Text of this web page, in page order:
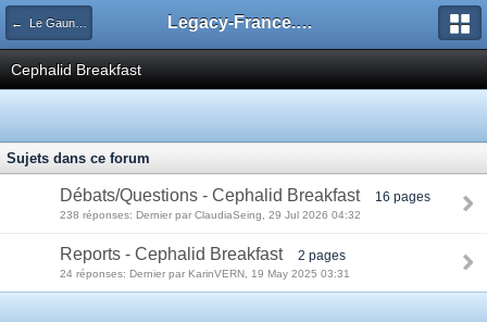
← Le Gauntlet Legacy Legacy-France.org - Forum
Cephalid Breakfast
Sujets dans ce forum
Débats/Questions - Cephalid Breakfast 16 pages
238 réponses: Dernier par ClaudiaSeing, 29 Jul 2026 04:32
Reports - Cephalid Breakfast 2 pages
24 réponses: Dernier par KarinVERN, 19 May 2025 03:31